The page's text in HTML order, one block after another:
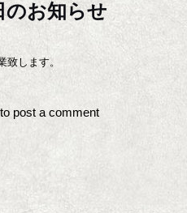
のお知らせ
致します。
to post a comment